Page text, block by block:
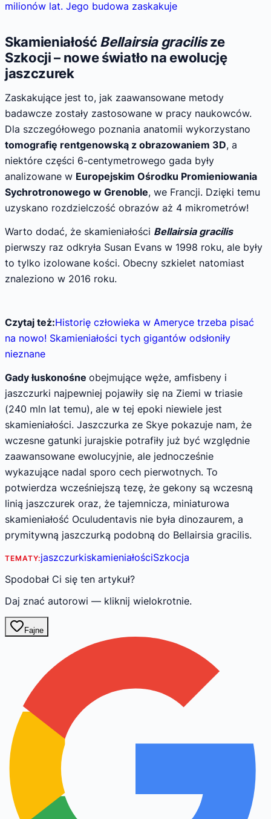
milionów lat. Jego budowa zaskakuje
Skamieniałość Bellairsia gracilisze
Szkocji – nowe światło na ewolucję
jaszczurek
Zaskakujące jest to, jak zaawansowane metody
badawcze zostały zastosowane w pracy naukowców.
Dla szczegółowego poznania anatomii wykorzystano
tomografię rentgenowską z obrazowaniem 3D, a
niektóre części 6-centymetrowego gada były
analizowane w Europejskim Ośrodku Promieniowania
Sychrotronowego w Grenoble, we Francji. Dzięki temu
uzyskano rozdzielczość obrazów aż 4 mikrometrów!
Warto dodać, że skamieniałości Bellairsia gracilis
pierwszy raz odkryła Susan Evans w 1998 roku, ale były
to tylko izolowane kości. Obecny szkielet natomiast
znaleziono w 2016 roku.
Czytaj też:Historię człowieka w Ameryce trzeba pisać
na nowo! Skamieniałości tych gigantów odsłoniły
nieznane
Gady łuskonośne obejmujące węże, amfisbeny i
jaszczurki najpewniej pojawiły się na Ziemi w triasie
(240 mln lat temu), ale w tej epoki niewiele jest
skamieniałości. Jaszczurka ze Skye pokazuje nam, że
wczesne gatunki jurajskie potrafiły już być względnie
zaawansowane ewolucyjnie, ale jednocześnie
wykazujące nadal sporo cech pierwotnych. To
potwierdza wcześniejszą tezę, że gekony są wczesną
linią jaszczurek oraz, że tajemnicza, miniaturowa
skamieniałość Oculudentavis nie była dinozaurem, a
prymitywną jaszczurką podobną do Bellairsia gracilis.
TEMATY:jaszczurkiskamieniałościSzkocja
Spodobał Ci się ten artykuł?
Daj znać autorowi — kliknij wielokrotnie.
Fajne